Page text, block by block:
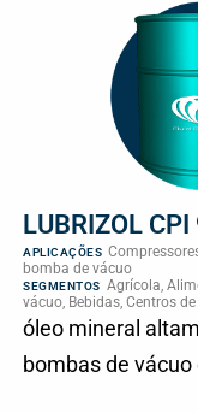
LUBRIZOL
APLICAÇÕES
bomba de vácuo
SEGMENTOS Agrícola,
vácuo, Bebidas, Centros
Cimento, Climatização e
Eletroeletrônica,
Eólico, Farmacêutica e
Laticínios, Madeira e
e fundição, Mineração,
Naval e portuário,
óleo mineral
bombas de